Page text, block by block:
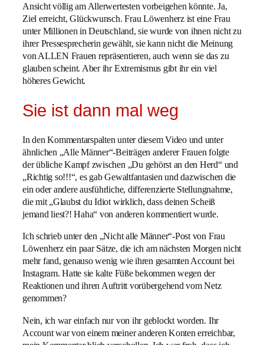
Ansicht völlig am Allerwertesten vorbeigehen könnte. Ja,
Ziel erreicht, Glückwunsch. Frau Löwenherz ist eine Frau
unter Millionen in Deutschland, sie wurde von ihnen nicht zu
ihrer Pressesprecherin gewählt, sie kann nicht die Meinung
von ALLEN Frauen repräsentieren, auch wenn sie das zu
glauben scheint. Aber ihr Extremismus gibt ihr ein viel
höheres Gewicht.
Sie ist dann mal weg
In den Kommentarspalten unter diesem Video und unter
ähnlichen „Alle Männer“-Beiträgen anderer Frauen folgte
der übliche Kampf zwischen „Du gehörst an den Herd“ und
„Richtig so!!!“, es gab Gewaltfantasien und dazwischen die
ein oder andere ausführliche, differenzierte Stellungnahme,
die mit „Glaubst du Idiot wirklich, dass deinen Scheiß
jemand liest?! Haha“ von anderen kommentiert wurde.
Ich schrieb unter den „Nicht alle Männer“-Post von Frau
Löwenherz ein paar Sätze, die ich am nächsten Morgen nicht
mehr fand, genauso wenig wie ihren gesamten Account bei
Instagram. Hatte sie kalte Füße bekommen wegen der
Reaktionen und ihren Auftritt vorübergehend vom Netz
genommen?
Nein, ich war einfach nur von ihr geblockt worden. Ihr
Account war von einem meiner anderen Konten erreichbar,